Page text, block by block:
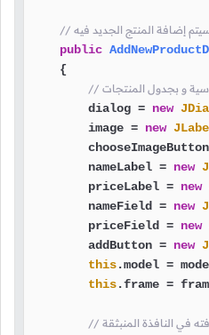
إضافة المنتج الجديد فيه
public
    {
و بجدول المنتجات
        dialog =
new
        image =
new
        nameLabel =
new
        priceLabel =
new
        nameField =
new
        priceField =
new
        addButton =
new
this.model =
this.frame =
في النافذة المنبثقة